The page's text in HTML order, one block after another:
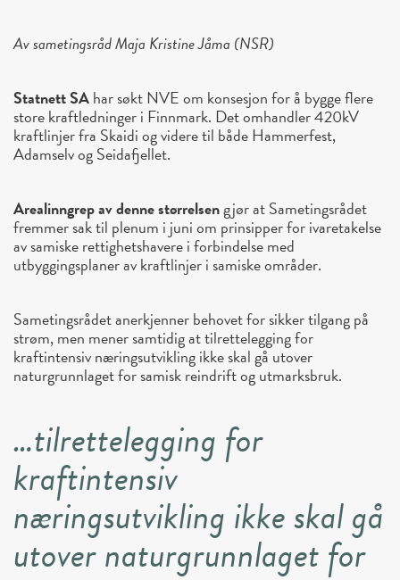
Av sametingsråd Maja Kristine Jåma (NSR)
Statnett SAhar søkt NVE om konsesjon for å bygge flere
store kraftledninger i Finnmark. Det omhandler 420kV
kraftlinjer fra Skaidi og videre til både Hammerfest,
Adamselv og Seidafjellet.
Arealinngrep av denne størrelsengjør at Sametingsrådet
fremmer sak til plenum i juni om prinsipper for ivaretakelse
av samiske rettighetshavere i forbindelse med
utbyggingsplaner av kraftlinjer i samiske områder.
Sametingsrådet anerkjenner behovet for sikker tilgang på
strøm, men mener samtidig at tilrettelegging for
kraftintensiv næringsutvikling ikke skal gå utover
naturgrunnlaget for samisk reindrift og utmarksbruk.
…tilrettelegging for
kraftintensiv
næringsutvikling ikke skal gå
utover naturgrunnlaget for